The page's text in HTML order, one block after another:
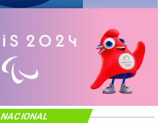
NACIONAL